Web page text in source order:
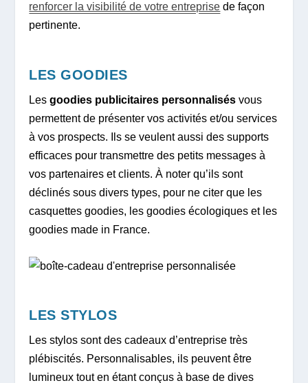
renforcer la visibilité de votre entreprise de façon
pertinente.
LES GOODIES
Les goodies publicitaires personnalisésvous
permettent de présenter vos activités et/ou services
à vos prospects. Ils se veulent aussi des supports
efficaces pour transmettre des petits messages à
vos partenaires et clients. À noter qu’ils sont
déclinés sous divers types, pour ne citer que les
casquettes goodies, les goodies écologiques et les
goodies made in France.
LES STYLOS
Les stylos sont des cadeaux d’entreprise très
plébiscités. Personnalisables, ils peuvent être
lumineux tout en étant conçus à base de dives